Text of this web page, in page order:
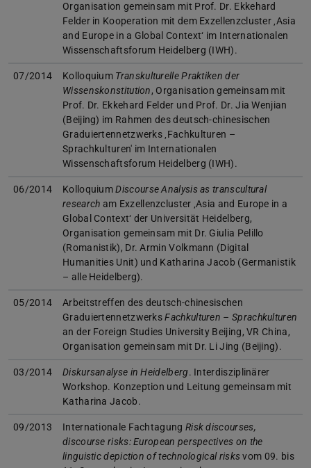
Organisation gemeinsam mit Prof. Dr. Ekkehard
Felder in Kooperation mit dem Exzellenzcluster ‚Asia
and Europe in a Global Context‘ im Internationalen
Wissenschaftsforum Heidelberg (IWH).
07/2014 Kolloquium Transkulturelle Praktiken der
Wissenskonstitution, Organisation gemeinsam mit
Prof. Dr. Ekkehard Felder und Prof. Dr. Jia Wenjian
(Beijing) im Rahmen des deutsch-chinesischen
Graduiertennetzwerks ‚Fachkulturen –
Sprachkulturen' im Internationalen
Wissenschaftsforum Heidelberg (IWH).
06/2014 KolloquiumDiscourse Analysis as transcultural
research am Exzellenzcluster ‚Asia and Europe in a
Global Context‘ der Universität Heidelberg,
Organisation gemeinsam mit Dr. Giulia Pelillo
(Romanistik), Dr. Armin Volkmann (Digital
Humanities Unit) und Katharina Jacob (Germanistik
– alle Heidelberg).
05/2014
Arbeitstreffen des deutsch-chinesischen
GraduiertennetzwerksFachkulturen – Sprachkulturen
an der Foreign Studies University Beijing, VR China,
Organisation gemeinsam mit Dr. Li Jing (Beijing).
03/2014 Diskursanalyse in Heidelberg. Interdisziplinärer
Workshop. Konzeption und Leitung gemeinsam mit
Katharina Jacob.
09/2013 Internationale Fachtagung Risk discourses,
discourse risks: European perspectives on the
linguistic depiction of technological risksvom 09. bis